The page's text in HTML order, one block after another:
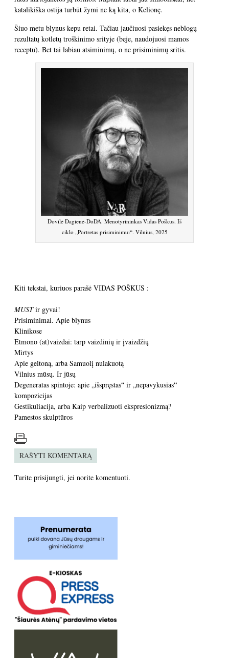
katalikiška ostija turbūt žymi ne ką kita, o Kelionę.
Šiuo metu blynus kepu retai. Tačiau jaučiuosi pasiekęs neblogų
rezultatų kotletų troškinimo srityje (beje, naudojuosi mamos
receptu). Bet tai labiau atsiminimų, o ne prisiminimų sritis.
Dovilė Dagienė-DoDA. Menotyrininkas Vidas Poškus. Iš
ciklo „Portretas prisiminimui“. Vilnius, 2025
Kiti tekstai, kuriuos parašė VIDAS POŠKUS :
MUSTir gyvai!
Prisiminimai. Apie blynus
Klinikose
Etmono (at)vaizdai: tarp vaizdinių ir įvaizdžių
Mirtys
Apie geltoną, arba Samuolį nulakuotą
Vilnius mūsų. Ir jūsų
Degeneratas spintoje: apie „išspręstas“ ir „nepavykusias“
kompozicijas
Gestikuliacija, arba Kaip verbalizuoti ekspresionizmą?
Pamestos skulptūros
RAŠYTI KOMENTARĄ
Turite prisijungti, jei norite komentuoti.